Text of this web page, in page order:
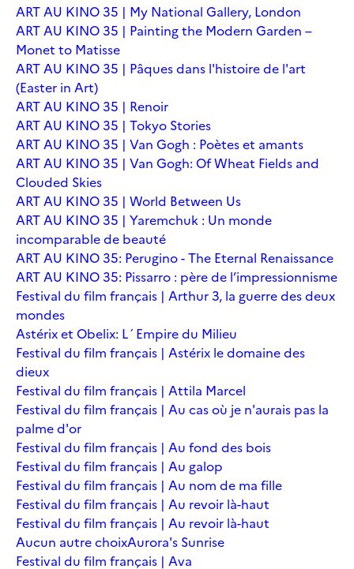
ART AU KINO 35 | My National Gallery, London
ART AU KINO 35 | Painting the Modern Garden –
Monet to Matisse
ART AU KINO 35 | Pâques dans l'histoire de l'art
(Easter in Art)
ART AU KINO 35 | Renoir
ART AU KINO 35 | Tokyo Stories
ART AU KINO 35 | Van Gogh : Poètes et amants
ART AU KINO 35 | Van Gogh: Of Wheat Fields and
Clouded Skies
ART AU KINO 35 | World Between Us
ART AU KINO 35 | Yaremchuk : Un monde
incomparable de beauté
ART AU KINO 35: Perugino - The Eternal Renaissance
ART AU KINO 35: Pissarro : père de l’impressionnisme
Festival du film français | Arthur 3, la guerre des deux
mondes
Astérix et Obelix: L´Empire du Milieu
Festival du film français | Astérix le domaine des
dieux
Festival du film français | Attila Marcel
Festival du film français | Au cas où je n'aurais pas la
palme d'or
Festival du film français | Au fond des bois
Festival du film français | Au galop
Festival du film français | Au nom de ma fille
Festival du film français | Au revoir là-haut
Festival du film français | Au revoir là-haut
Aucun autre choixAurora's Sunrise
Festival du film français | Ava